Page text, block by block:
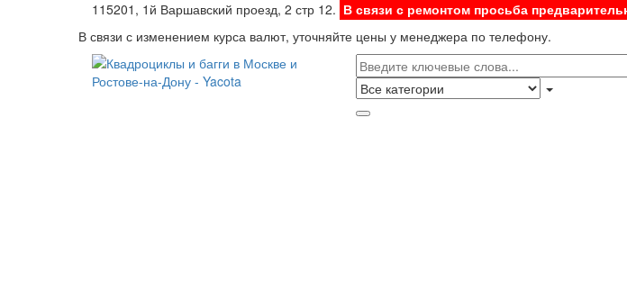
115201, 1й Варшавский проезд, 2 стр 12. В связи с ремонтом просьба
В связи с изменением курса валют, уточняйте цены у менеджера по телефону.